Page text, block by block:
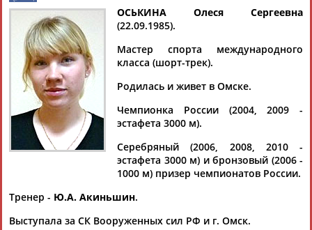
Найдено: 13181персон Расширенный поиск
Аслаудин
АБАЕВ
Елена
АБАИМОВА
АБАКУМОВА
АБАЛАКИНА
АБАРЕНОВ
Тамилла
АБАСОВА
Рамазан
Ростом
Шорт-трек
ОСЬКИНА Олеся Сергеевна
(22.09.1985).
Мастер спорта международного
класса (шорт-трек).
Родилась и живет в Омске.
Чемпионка России (2004, 2009 -
эстафета 3000 м).
Серебряный (2006, 2008, 2010 -
эстафета 3000 м) и бронзовый (2006 -
1000 м) призер чемпионатов России.
Тренер - Ю.А. Акиньшин.
Выступала за СК Вооруженных сил РФ и г. Омск.